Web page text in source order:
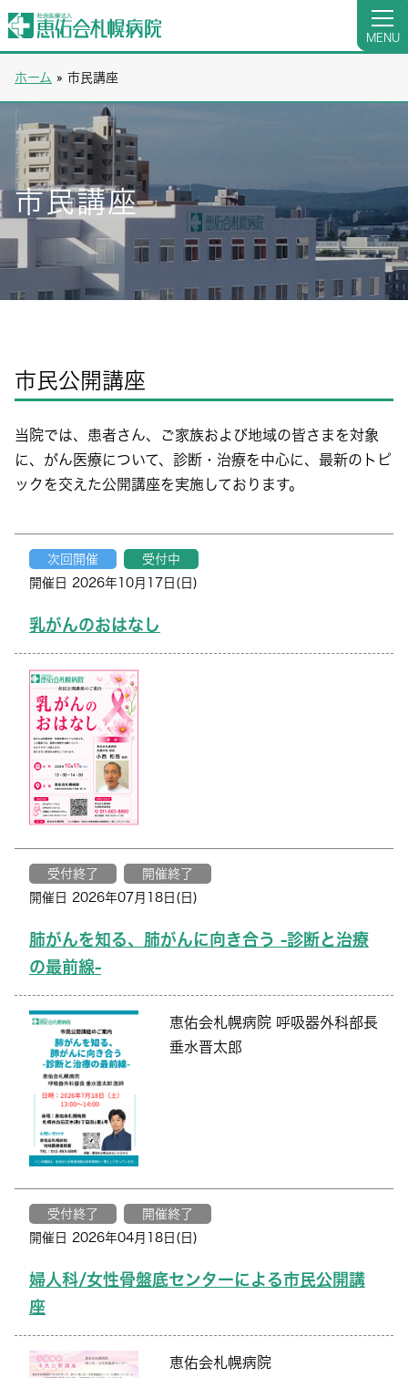
MENU
ホーム » 市民講座
市民講座
市民公開講座
当院では、患者さん、ご家族および地域の皆さまを対象
に、がん医療について、診断・治療を中心に、最新のトピ
ックを交えた公開講座を実施しております。
次回開催
受付中
開催日 2026年10月17日(日)
乳がんのおはなし
受付終了
開催終了
開催日 2026年07月18日(日)
肺がんを知る、肺がんに向き合う -診断と治療
の最前線-
恵佑会札幌病院 呼吸器外科部長
垂水晋太郎
受付終了
開催終了
開催日 2026年04月18日(日)
婦人科/女性骨盤底センターによる市民公開講
座
恵佑会札幌病院